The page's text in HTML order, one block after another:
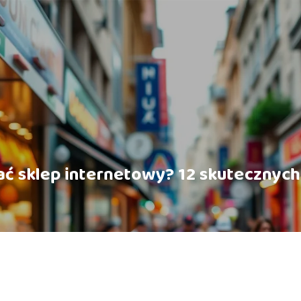
sklep internetowy? 12 skutecznych